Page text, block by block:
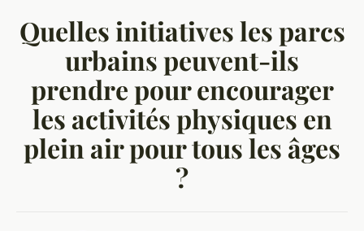
Quelles initiatives les parcs
urbains peuvent-ils
prendre pour encourager
les activités physiques en
plein air pour tous les âges
?